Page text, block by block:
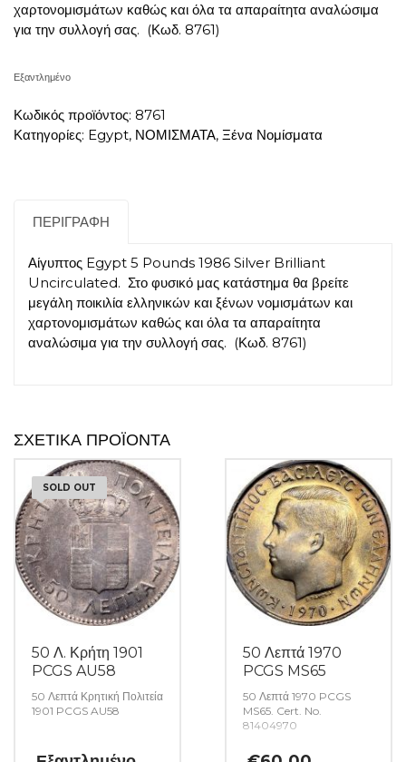
χαρτονομισμάτων καθώς και όλα τα απαραίτητα αναλώσιμα
για την συλλογή σας. (Κωδ. 8761)
Εξαντλημένο
Κωδικός προϊόντος: 8761
Κατηγορίες: Egypt, ΝΟΜΙΣΜΑΤΑ, Ξένα Νομίσματα
ΠΕΡΙΓΡΑΦΉ
Αίγυπτος Egypt 5 Pounds 1986 Silver Brilliant
Uncirculated. Στο φυσικό μας κατάστημα θα βρείτε
μεγάλη ποικιλία ελληνικών και ξένων νομισμάτων και
χαρτονομισμάτων καθώς και όλα τα απαραίτητα
αναλώσιμα για την συλλογή σας. (Κωδ. 8761)
ΣΧΕΤΙΚΆ ΠΡΟΪΌΝΤΑ
SOLD OUT
50 Λ. Κρήτη 1901
PCGS AU58
50 Λεπτά Κρητική Πολιτεία
1901 PCGS AU58
50 Λεπτά 1970
PCGS MS65
50 Λεπτά 1970 PCGS
MS65. Cert. No.
81404970